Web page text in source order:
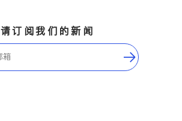
请订阅我们的新闻